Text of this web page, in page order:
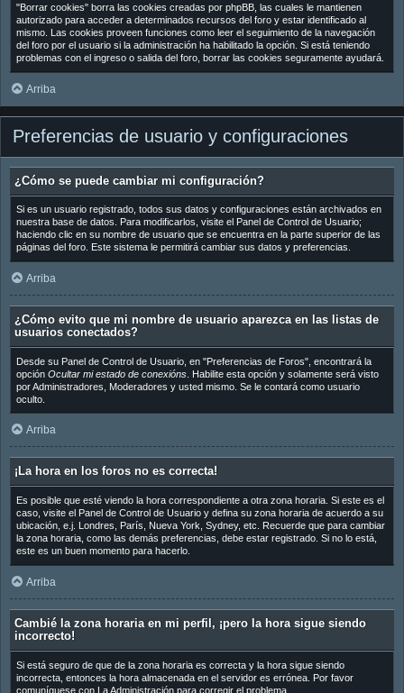
"Borrar cookies" borra las cookies creadas por phpBB, las cuales le mantienen
autorizado para acceder a determinados recursos del foro y estar identificado al
mismo. Las cookies proveen funciones como leer el seguimiento de la navegación
del foro por el usuario si la administración ha habilitado la opción. Si está teniendo
problemas con el ingreso o salida del foro, borrar las cookies seguramente ayudará.
Arriba
Preferencias de usuario y configuraciones
¿Cómo se puede cambiar mi configuración?
Si es un usuario registrado, todos sus datos y configuraciones están archivados en
nuestra base de datos. Para modificarlos, visite el Panel de Control de Usuario;
haciendo clic en su nombre de usuario que se encuentra en la parte superior de las
páginas del foro. Este sistema le permitirá cambiar sus datos y preferencias.
Arriba
¿Cómo evito que mi nombre de usuario aparezca en las listas de
usuarios conectados?
Desde su Panel de Control de Usuario, en "Preferencias de Foros", encontrará la
opción Ocultar mi estado de conexións. Habilite esta opción y solamente será visto
por Administradores, Moderadores y usted mismo. Se le contará como usuario
oculto.
Arriba
¡La hora en los foros no es correcta!
Es posible que esté viendo la hora correspondiente a otra zona horaria. Si este es el
caso, visite el Panel de Control de Usuario y defina su zona horaria de acuerdo a su
ubicación, e.j. Londres, París, Nueva York, Sydney, etc. Recuerde que para cambiar
la zona horaria, como las demás preferencias, debe estar registrado. Si no lo está,
este es un buen momento para hacerlo.
Arriba
Cambié la zona horaria en mi perfil, ¡pero la hora sigue siendo
incorrecto!
Si está seguro de que de la zona horaria es correcta y la hora sigue siendo
incorrecta, entonces la hora almacenada en el servidor es errónea. Por favor
comuníquese con La Administración para corregir el problema.